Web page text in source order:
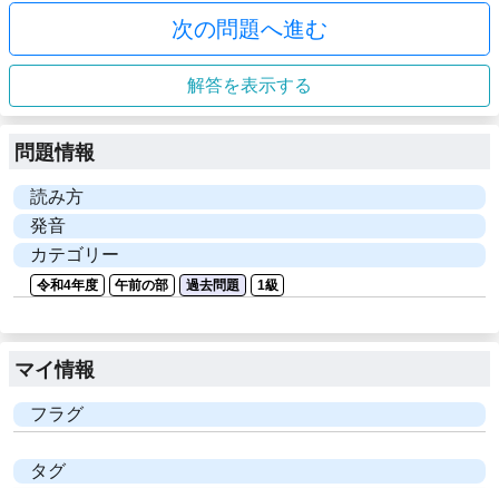
次の問題へ進む
解答を表示する
問題情報
読み方
発音
カテゴリー
令和4年度 午前の部 過去問題 1級
マイ情報
フラグ
タグ